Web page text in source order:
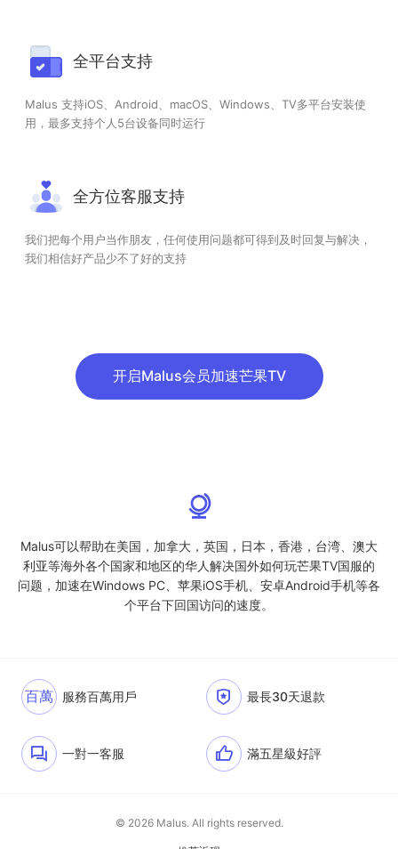
全平台支持
Malus 支持iOS、Android、macOS、Windows、TV多平台安装使
用，最多支持个人5台设备同时运行
全方位客服支持
我们把每个用户当作朋友，任何使用问题都可得到及时回复与解决，
我们相信好产品少不了好的支持
开启Malus会员加速芒果TV
Malus可以帮助在美国，加拿大，英国，日本，香港，台湾、澳大
利亚等海外各个国家和地区的华人解决国外如何玩芒果TV国服的
问题，加速在Windows PC、苹果iOS手机、安卓Android手机等各
个平台下回国访问的速度。
百萬 服務百萬用戶 最長30天退款
一對一客服 滿五星級好評
© 2026 Malus. All rights reserved.